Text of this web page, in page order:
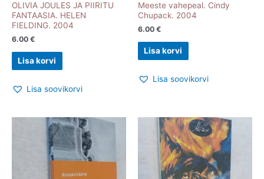
OLIVIA JOULES JA PIIRITU
FANTAASIA. HELEN
FIELDING. 2004
6.00 €
Lisa korvi
Lisa soovikorvi
Meeste vahepeal. Cindy
Chupack. 2004
6.00 €
Lisa korvi
Lisa soovikorvi